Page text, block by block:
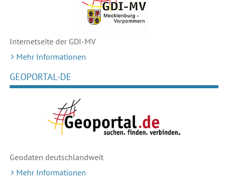
Internetseite der GDI-MV
Mehr Informationen
GEOPORTAL-DE
Geodaten deutschlandweit
Mehr Informationen